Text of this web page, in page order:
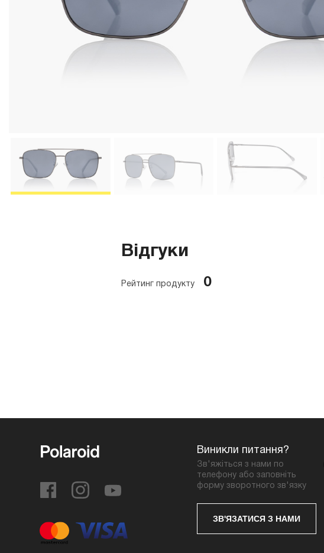
Відгуки
Рейтинг продукту 0
Виникли питання?
Зв'яжіться з нами по
телефону або заповніть
форму зворотного зв'язку
ЗВ'ЯЗАТИСЯ З НАМИ